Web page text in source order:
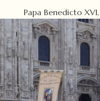
Papa Benedicto